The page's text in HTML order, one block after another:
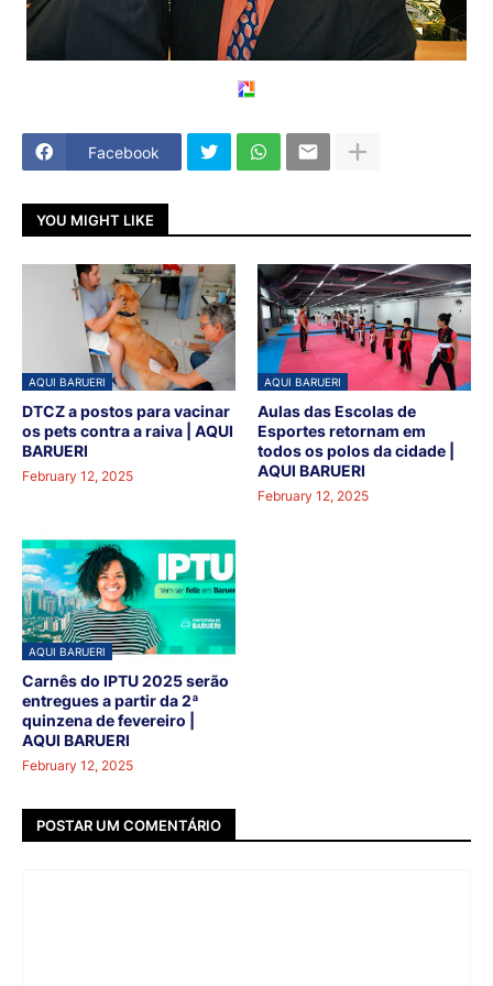
Facebook
YOU MIGHT LIKE
AQUI BARUERI
DTCZ a postos para vacinar
os pets contra a raiva | AQUI
BARUERI
February 12, 2025
AQUI BARUERI
Aulas das Escolas de
Esportes retornam em
todos os polos da cidade |
AQUI BARUERI
February 12, 2025
AQUI BARUERI
Carnês do IPTU 2025 serão
entregues a partir da 2ª
quinzena de fevereiro |
AQUI BARUERI
February 12, 2025
POSTAR UM COMENTÁRIO